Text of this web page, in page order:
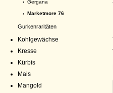
› Gergana
› Marketmore 76
Gurkenraritäten
Kohlgewächse
Kresse
Kürbis
Mais
Mangold